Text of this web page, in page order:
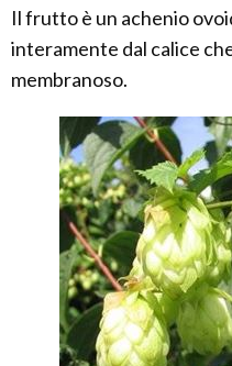
Il frutto è un achenio
interamente dal calice
membranoso.